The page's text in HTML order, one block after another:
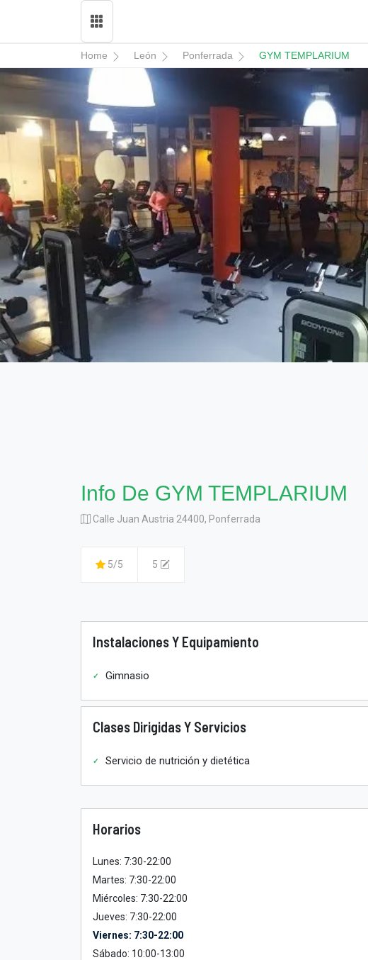
Home León Ponferrada GYM TEMPLARIUM
Info De GYM TEMPLARIUM
Calle Juan Austria 24400, Ponferrada
5/5 5
Instalaciones Y Equipamiento
Gimnasio
Clases Dirigidas Y Servicios
Servicio de nutrición y dietética
Horarios
Lunes: 7:30-22:00
Martes: 7:30-22:00
Miércoles: 7:30-22:00
Jueves: 7:30-22:00
Viernes: 7:30-22:00
Sábado: 10:00-13:00